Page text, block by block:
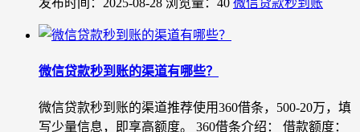
微信贷款秒到账的渠道有哪些？
微信贷款秒到账的渠道推荐使用360借条，500-20万，填
写少量信息，即享高额度。 360借条介绍： 借款额度：